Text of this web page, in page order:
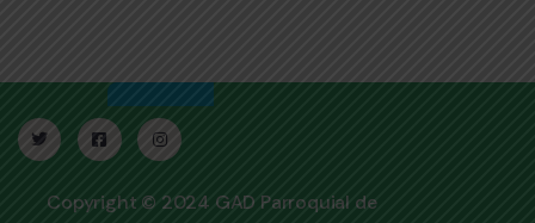
Copyright © 2024 GAD Parroquial de